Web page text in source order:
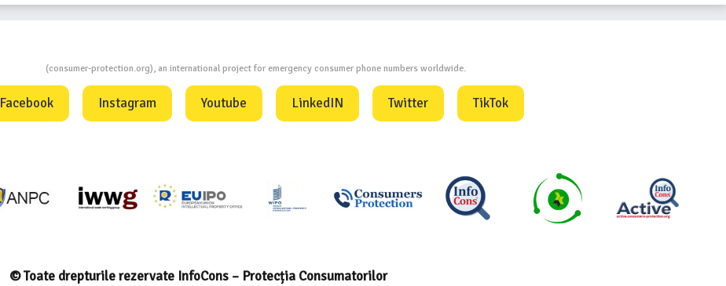
(consumer-protection.org), an international project for emergency consumer phone numbers worldwide.
Facebook Instagram Youtube LinkedIN Twitter TikTok
© Toate drepturile rezervate InfoCons – Protecția Consumatorilor